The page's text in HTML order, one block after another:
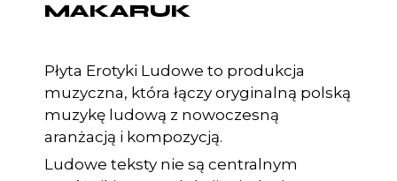
MAKARUK
Płyta Erotyki Ludowe to produkcja
muzyczna, która łączy oryginalną polską
muzykę ludową z nowoczesną
aranżacją i kompozycją.
Ludowe teksty nie są centralnym